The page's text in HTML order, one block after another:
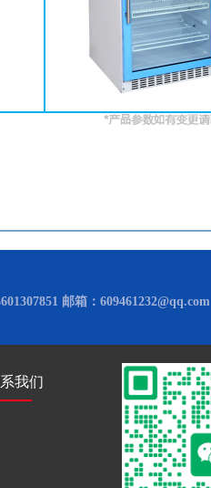
邮箱：609461232@qq.com
我们